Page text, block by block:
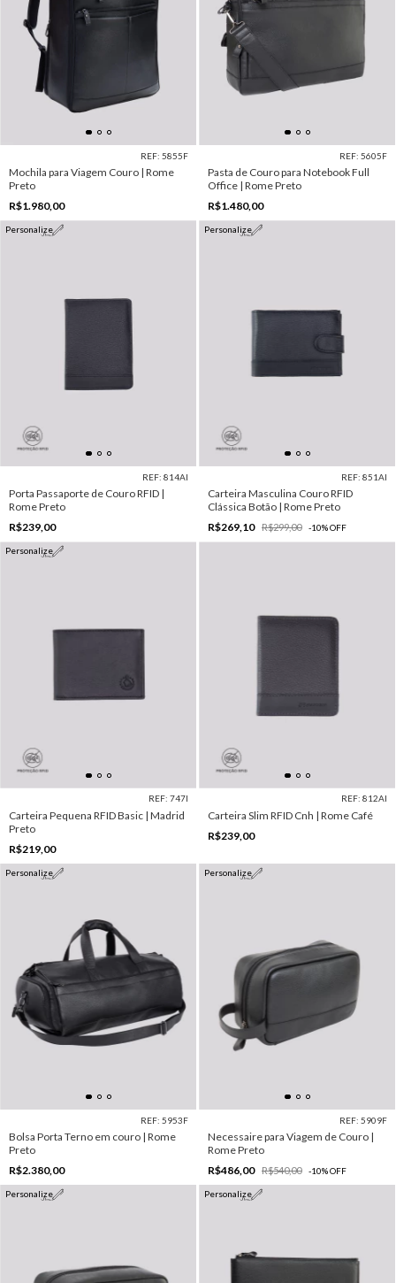
REF: 5855F
Mochila para Viagem Couro | Rome
Preto
R$1.980,00
REF: 5605F
Pasta de Couro para Notebook Full
Office | Rome Preto
R$1.480,00
Personalize
REF: 814AI
Porta Passaporte de Couro RFID |
Rome Preto
R$239,00
Personalize
REF: 851AI
Carteira Masculina Couro RFID
Clássica Botão | Rome Preto
R$269,10
R$299,00 -10%OFF
Personalize
REF: 747I
Carteira Pequena RFID Basic | Madrid
Preto
R$219,00
REF: 812AI
Carteira Slim RFID Cnh | Rome Café
R$239,00
Personalize
REF: 5953F
Bolsa Porta Terno em couro | Rome
Preto
R$2.380,00
Personalize
REF: 5909F
Necessaire para Viagem de Couro |
Rome Preto
R$486,00
R$540,00 -10%OFF
Personalize Personalize